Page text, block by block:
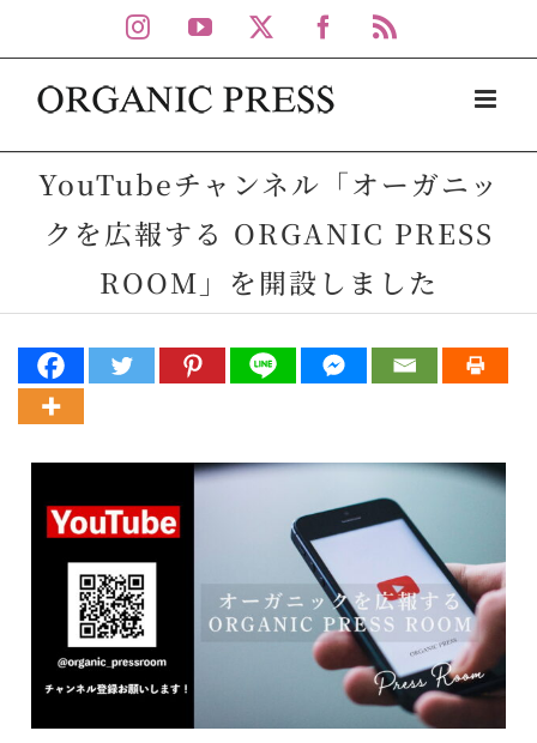
to
content
Instagram
YouTube Facebook
YouTubeチャンネル「オーガニッ
クを広報する ORGANIC PRESS
ROOM」を開設しました